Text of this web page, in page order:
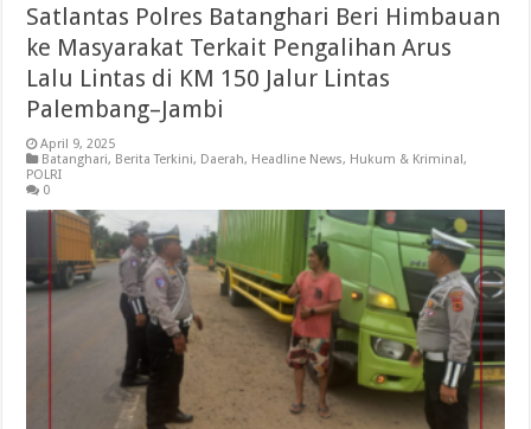
Satlantas Polres Batanghari Beri Himbauan
ke Masyarakat Terkait Pengalihan Arus
Lalu Lintas di KM 150 Jalur Lintas
Palembang–Jambi
April 9, 2025
Batanghari, Berita Terkini, Daerah, Headline News, Hukum & Kriminal,
POLRI
0